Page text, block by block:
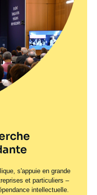
s'appuie en grande
et particuliers –
intellectuelle.